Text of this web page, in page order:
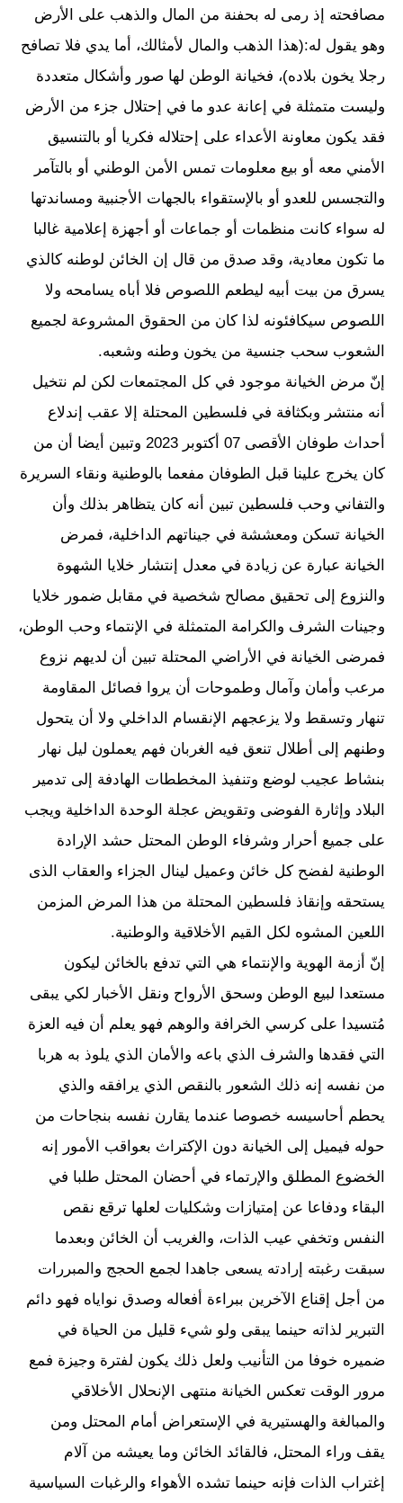
مصافحته إذ رمى له بحفنة من المال والذهب على الأرض
وهو يقول له:(هذا الذهب والمال لأمثالك، أما يدي فلا تصافح
رجلا يخون بلاده)، فخيانة الوطن لها صور وأشكال متعددة
وليست متمثلة في إعانة عدو ما في إحتلال جزء من الأرض
فقد يكون معاونة الأعداء على إحتلاله فكريا أو بالتنسيق
الأمني معه أو بيع معلومات تمس الأمن الوطني أو بالتآمر
والتجسس للعدو أو بالإستقواء بالجهات الأجنبية ومساندتها
له سواء كانت منظمات أو جماعات أو أجهزة إعلامية غالبا
ما تكون معادية، وقد صدق من قال إن الخائن لوطنه كالذي
يسرق من بيت أبيه ليطعم اللصوص فلا أباه يسامحه ولا
اللصوص سيكافئونه لذا كان من الحقوق المشروعة لجميع
الشعوب سحب جنسية من يخون وطنه وشعبه.
إنّ مرض الخيانة موجود في كل المجتمعات لكن لم نتخيل
أنه منتشر وبكثافة في فلسطين المحتلة إلا عقب إندلاع
أحداث طوفان الأقصى 07 أكتوبر 2023 وتبين أيضا أن من
كان يخرج علينا قبل الطوفان مفعما بالوطنية ونقاء السريرة
والتفاني وحب فلسطين تبين أنه كان يتظاهر بذلك وأن
الخيانة تسكن ومعششة في جيناتهم الداخلية، فمرض
الخيانة عبارة عن زيادة في معدل إنتشار خلايا الشهوة
والنزوع إلى تحقيق مصالح شخصية في مقابل ضمور خلايا
وجينات الشرف والكرامة المتمثلة في الإنتماء وحب الوطن،
فمرضى الخيانة في الأراضي المحتلة تبين أن لديهم نزوع
مرعب وأمان وآمال وطموحات أن يروا فصائل المقاومة
تنهار وتسقط ولا يزعجهم الإنقسام الداخلي ولا أن يتحول
وطنهم إلى أطلال تنعق فيه الغربان فهم يعملون ليل نهار
بنشاط عجيب لوضع وتنفيذ المخططات الهادفة إلى تدمير
البلاد وإثارة الفوضى وتقويض عجلة الوحدة الداخلية ويجب
على جميع أحرار وشرفاء الوطن المحتل حشد الإرادة
الوطنية لفضح كل خائن وعميل لينال الجزاء والعقاب الذى
يستحقه وإنقاذ فلسطين المحتلة من هذا المرض المزمن
اللعين المشوه لكل القيم الأخلاقية والوطنية.
إنّ أزمة الهوية والإنتماء هي التي تدفع بالخائن ليكون
مستعدا لبيع الوطن وسحق الأرواح ونقل الأخبار لكي يبقى
مُتسيدا على كرسي الخرافة والوهم فهو يعلم أن فيه العزة
التي فقدها والشرف الذي باعه والأمان الذي يلوذ به هربا
من نفسه إنه ذلك الشعور بالنقص الذي يرافقه والذي
يحطم أحاسيسه خصوصا عندما يقارن نفسه بنجاحات من
حوله فيميل إلى الخيانة دون الإكتراث بعواقب الأمور إنه
الخضوع المطلق والإرتماء في أحضان المحتل طلبا في
البقاء ودفاعا عن إمتيازات وشكليات لعلها ترقع نقص
النفس وتخفي عيب الذات، والغريب أن الخائن وبعدما
سبقت رغبته إرادته يسعى جاهدا لجمع الحجج والمبررات
من أجل إقناع الآخرين ببراءة أفعاله وصدق نواياه فهو دائم
التبرير لذاته حينما يبقى ولو شيء قليل من الحياة في
ضميره خوفا من التأنيب ولعل ذلك يكون لفترة وجيزة فمع
مرور الوقت تعكس الخيانة منتهى الإنحلال الأخلاقي
والمبالغة والهستيرية في الإستعراض أمام المحتل ومن
يقف وراء المحتل، فالقائد الخائن وما يعيشه من آلام
إغتراب الذات فإنه حينما تشده الأهواء والرغبات السياسية